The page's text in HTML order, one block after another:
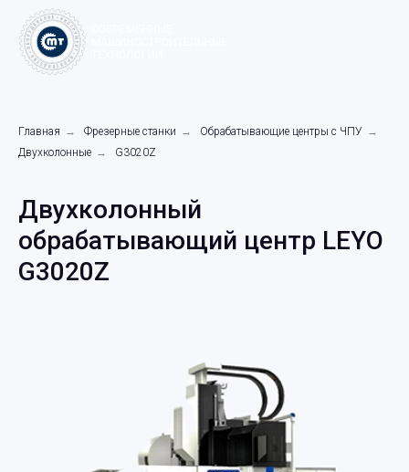
Главная → Фрезерные станки → Обрабатывающие центры с ЧПУ →
Двухколонные → G3020Z
Двухколонный
обрабатывающий центр LEYO
G3020Z